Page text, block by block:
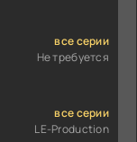
все серии
Не требуется
все серии
LE-Production